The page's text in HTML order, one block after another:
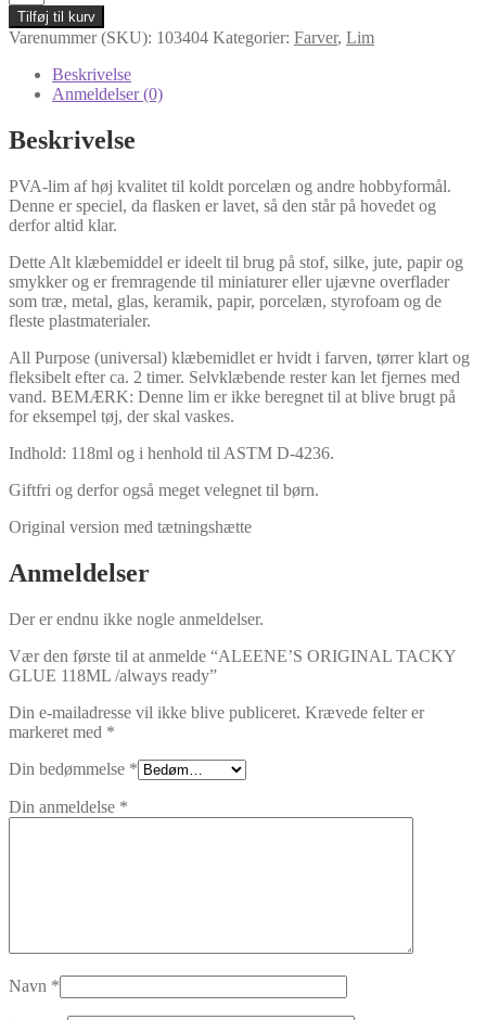
ORIGINAL
TACKY
GLUE
118ML
/always
antal
Tilføj til kurv
Varenummer (SKU): 103404 Kategorier: Farver, Lim
Beskrivelse
Anmeldelser (0)
Beskrivelse
PVA-lim af høj kvalitet til koldt porcelæn og andre hobbyformål.
Denne er speciel, da flasken er lavet, så den står på hovedet og
derfor altid klar.
Dette Alt klæbemiddel er ideelt til brug på stof, silke, jute, papir og
smykker og er fremragende til miniaturer eller ujævne overflader
som træ, metal, glas, keramik, papir, porcelæn, styrofoam og de
fleste plastmaterialer.
All Purpose (universal) klæbemidlet er hvidt i farven, tørrer klart og
fleksibelt efter ca. 2 timer. Selvklæbende rester kan let fjernes med
vand. BEMÆRK: Denne lim er ikke beregnet til at blive brugt på
for eksempel tøj, der skal vaskes.
Indhold: 118ml og i henhold til ASTM D-4236.
Giftfri og derfor også meget velegnet til børn.
Original version med tætningshætte
Anmeldelser
Der er endnu ikke nogle anmeldelser.
Vær den første til at anmelde “ALEENE’S ORIGINAL TACKY
GLUE 118ML /always ready”
Din e-mailadresse vil ikke blive publiceret. Krævede felter er
markeret med *
Din bedømmelse *
Din anmeldelse *
Navn *